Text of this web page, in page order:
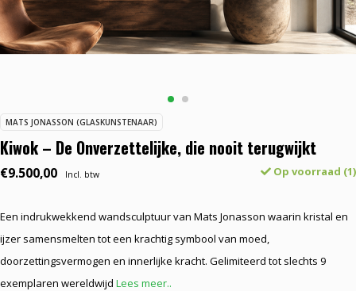
MATS JONASSON (GLASKUNSTENAAR)
Kiwok – De Onverzettelijke, die nooit terugwijkt
€9.500,00 Incl. btw Op voorraad (1)
Een indrukwekkend wandsculptuur van Mats Jonasson waarin kristal en
ijzer samensmelten tot een krachtig symbool van moed,
doorzettingsvermogen en innerlijke kracht. Gelimiteerd tot slechts 9
exemplaren wereldwijd Lees meer..